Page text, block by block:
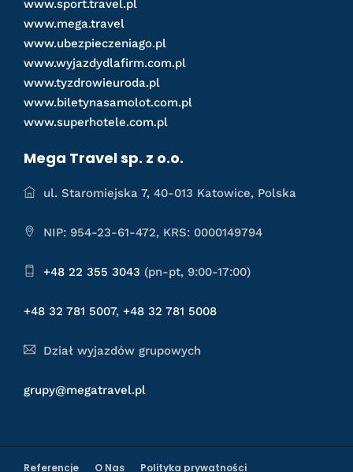
www.sport.travel.pl
www.mega.travel
www.ubezpieczeniago.pl
www.wyjazdydlafirm.com.pl
www.tyzdrowieuroda.pl
www.biletynasamolot.com.pl
www.superhotele.com.pl
Mega Travel sp. z o.o.
ul. Staromiejska 7, 40-013 Katowice, Polska
NIP: 954-23-61-472, KRS: 0000149794
+48 22 355 3043 (pn-pt, 9:00-17:00)
+48 32 781 5007, +48 32 781 5008
Dział wyjazdów grupowych
grupy@megatravel.pl
Referencje O Nas Polityka prywatności